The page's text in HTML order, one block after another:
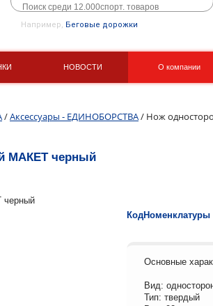
Например, Беговые дорожки
НОВОСТИ О компании
/Аксессуары - ЕДИНОБОРСТВА/ Нож
МАКЕТ черный
КодНоменклатуры
Основные
Вид:
Тип: твердый